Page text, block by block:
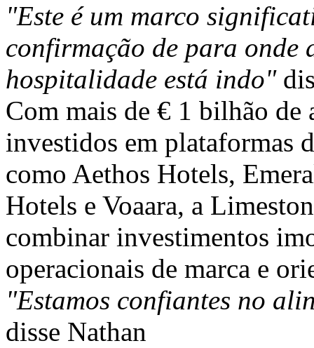
"Este é um marco
confirmação de para onde
hospitalidade está indo"
Com mais de € 1 bilhão de
investidos em plataformas
como Aethos Hotels,
Hotels e Voaara, a
combinar investimentos
operacionais de marca e
"Estamos confiantes no
disse Nathan